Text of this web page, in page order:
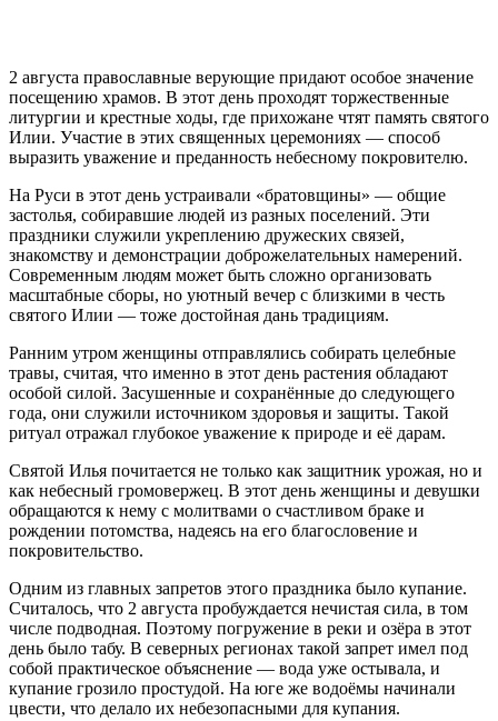
2 августа православные верующие придают особое значение
посещению храмов. В этот день проходят торжественные
литургии и крестные ходы, где прихожане чтят память святого
Илии. Участие в этих священных церемониях — способ
выразить уважение и преданность небесному покровителю.
На Руси в этот день устраивали «братовщины» — общие
застолья, собиравшие людей из разных поселений. Эти
праздники служили укреплению дружеских связей,
знакомству и демонстрации доброжелательных намерений.
Современным людям может быть сложно организовать
масштабные сборы, но уютный вечер с близкими в честь
святого Илии — тоже достойная дань традициям.
Ранним утром женщины отправлялись собирать целебные
травы, считая, что именно в этот день растения обладают
особой силой. Засушенные и сохранённые до следующего
года, они служили источником здоровья и защиты. Такой
ритуал отражал глубокое уважение к природе и её дарам.
Святой Илья почитается не только как защитник урожая, но и
как небесный громовержец. В этот день женщины и девушки
обращаются к нему с молитвами о счастливом браке и
рождении потомства, надеясь на его благословение и
покровительство.
Одним из главных запретов этого праздника было купание.
Считалось, что 2 августа пробуждается нечистая сила, в том
числе подводная. Поэтому погружение в реки и озёра в этот
день было табу. В северных регионах такой запрет имел под
собой практическое объяснение — вода уже остывала, и
купание грозило простудой. На юге же водоёмы начинали
цвести, что делало их небезопасными для купания.